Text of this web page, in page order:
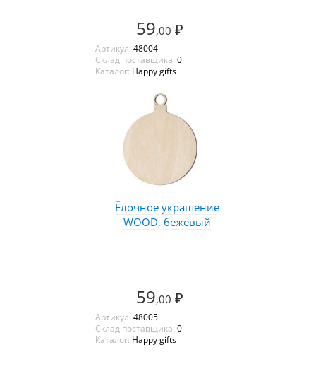
59,00 ₽
Артикул: 48004
Склад поставщика: 0
Каталог: Happy gifts
Ёлочное украшение
WOOD, бежевый
59,00 ₽
Артикул: 48005
Склад поставщика: 0
Каталог: Happy gifts